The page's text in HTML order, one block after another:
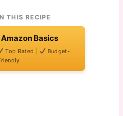
THIS RECIPE
Basics
Top Rated |
Budget-